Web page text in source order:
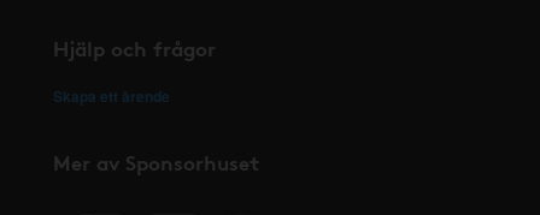
Hjälp och frågor
Skapa ett ärende
Mer av Sponsorhuset